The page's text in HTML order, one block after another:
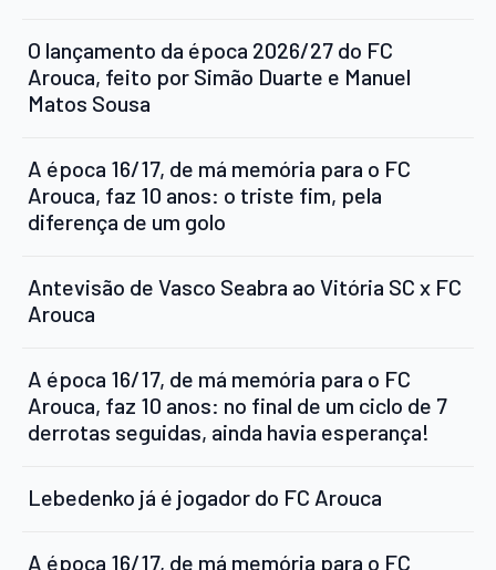
O lançamento da época 2026/27 do FC
Arouca, feito por Simão Duarte e Manuel
Matos Sousa
A época 16/17, de má memória para o FC
Arouca, faz 10 anos: o triste fim, pela
diferença de um golo
Antevisão de Vasco Seabra ao Vitória SC x FC
Arouca
A época 16/17, de má memória para o FC
Arouca, faz 10 anos: no final de um ciclo de 7
derrotas seguidas, ainda havia esperança!
Lebedenko já é jogador do FC Arouca
A época 16/17, de má memória para o FC